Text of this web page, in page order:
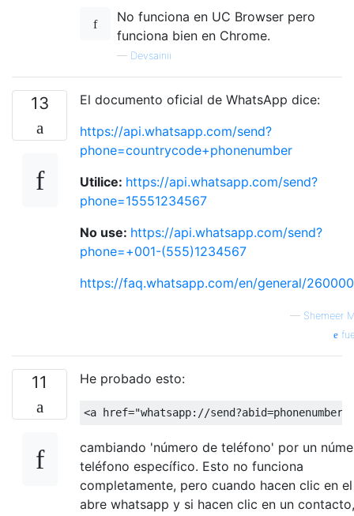
No funciona en UC Browser pero
funciona bien en Chrome.
— Devsainii
13
El documento oficial de WhatsApp dice:
https://api.whatsapp.com/send?
phone=countrycode+phonenumber
Utilice: https://api.whatsapp.com/send?
phone=15551234567
No use: https://api.whatsapp.com/send?
phone=+001-(555)1234567
https://faq.whatsapp.com/en/general/
— Shemeer
11 He probado esto:
<a href="whatsapp://
cambiando 'número de teléfono' por un
teléfono específico. Esto no funciona
completamente, pero cuando hacen clic en
abre whatsapp y si hacen clic en un